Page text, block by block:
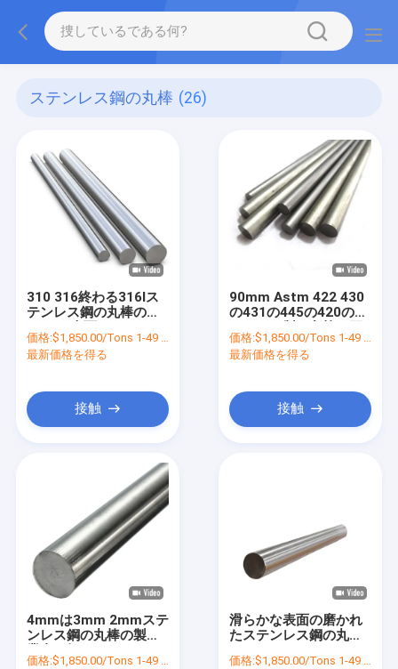
ステンレス鋼の丸棒 (26)
310 316終わる316lス
テンレス鋼の丸棒の明
価格:$1,850.00/Tons 1-49 Tons
最新価格を得る
接触
90mm Astm 422 430
の431の445の420のス
らな半分
価格:$1,850.00/Tons 1-49 Tons
最新価格を得る
接触
4mmは3mm 2mmステ
ンレス鋼の丸棒の製造
価格:$1,850.00/Tons 1-49 Tons
滑らかな表面の磨かれ
たステンレス鋼の丸棒
価格:$1,850.00/Tons 1-49 Tons